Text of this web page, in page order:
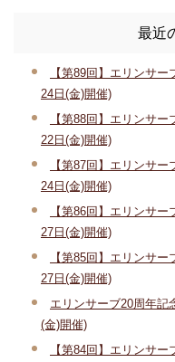
最近
【第89回】エリンサ
24日(金)開催)
【第88回】エリンサ
22日(金)開催)
【第87回】エリンサ
24日(金)開催)
【第86回】エリンサ
27日(金)開催)
【第85回】エリンサ
27日(金)開催)
エリンサーブ20周年記
(金)開催)
【第84回】エリンサ